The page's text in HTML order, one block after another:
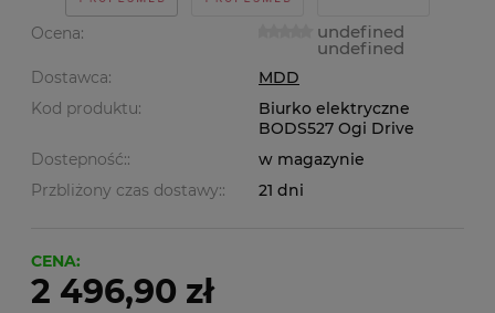
Ocena: undefined
undefined
Dostawca:
MDD
Kod produktu:
Biurko elektryczne
BODS527 Ogi Drive
Dostepność::
w magazynie
Przbliżony czas dostawy::
21 dni
CENA:
2 496,90 zł